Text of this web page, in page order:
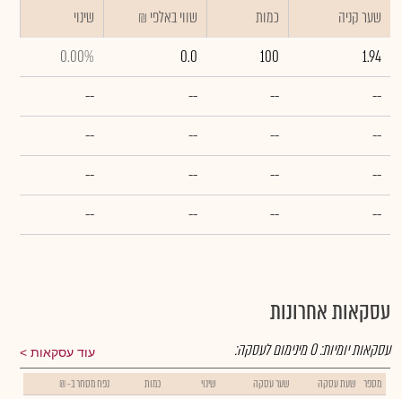
שער קניה כמות ₪ שווי באלפי
שינוי
1.94
100
0.0
0.00%
--
--
--
--
--
--
--
--
--
--
--
--
--
--
--
--
עסקאות אחרונות
עוד עסקאות עסקאות יומיות:0מינימום לעסקה:
מספר שעת עסקה שער עסקה שינוי כמות נפח מסחר ב- ₪